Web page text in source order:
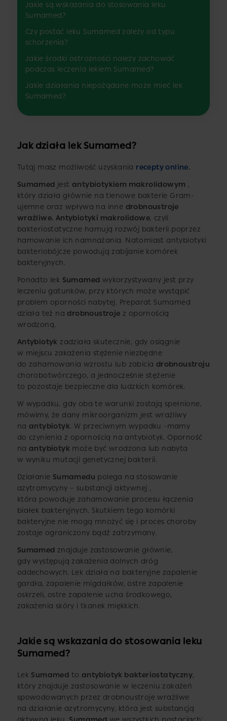
Jakie są wskazania do stosowania leku
Sumamed?
Czy postać leku Sumamed zależy od typu
schorzenia?
Jakie środki ostrożności należy zachować
podczas leczenia lekiem Sumamed?
Jakie działania niepożądane może mieć lek
Sumamed?
Jak działa lek Sumamed?
Tutaj masz możliwość uzyskania recepty online.
Sumamed jest antybiotykiem makrolidowym ,
który działa głównie na tlenowe bakterie Gram-
ujemne oraz wpływa na inne drobnoustroje
wrażliwe. Antybiotyki makrolidowe, czyli
bakteriostatyczne hamują rozwój bakterii poprzez
hamowanie ich namnażania. Natomiast antybiotyki
bakteriobójcze powodują zabijanie komórek
bakteryjnych.
Ponadto lek Sumamed wykorzystywany jest przy
leczeniu gatunków, przy których może wystąpić
problem oporności nabytej. Preparat Sumamed
działa też na drobnoustroje z opornością
wrodzoną.
Antybiotyk zadziała skutecznie, gdy osiągnie
w miejscu zakażenia stężenie niezbędne
do zahamowania wzrostu lub zabicia drobnoustroju
chorobotwórczego, a jednocześnie stężenie
to pozostaje bezpieczne dla ludzkich komórek.
W wypadku, gdy oba te warunki zostają spełnione,
mówimy, że dany mikroorganizm jest wrażliwy
na antybiotyk. W przeciwnym wypadku -mamy
do czynienia z opornością na antybiotyk. Oporność
na antybiotyk może być wrodzona lub nabyta
w wyniku mutacji genetycznej bakterii.
Działanie Sumamedu polega na stosowanie
azytromycyny – substancji aktywnej ,
która powoduje zahamowanie procesu łączenia
białek bakteryjnych. Skutkiem tego komórki
bakteryjne nie mogą mnożyć się i proces choroby
zostaje ograniczony bądź zatrzymany.
Sumamed znajduje zastosowanie głównie,
gdy występują zakażenia dolnych dróg
oddechowych. Lek działa na bakteryjne zapalenie
gardła, zapalenie migdałków, ostre zapalenie
oskrzeli, ostre zapalenie ucha środkowego,
zakażenia skóry i tkanek miękkich.
Jakie są wskazania do stosowania leku
Sumamed?
Lek Sumamed to antybiotyk bakteriostatyczny,
który znajduje zastosowanie w leczeniu zakażeń
spowodowanych przez drobnoustroje wrażliwe
na działanie azytromycyny, która jest substancją